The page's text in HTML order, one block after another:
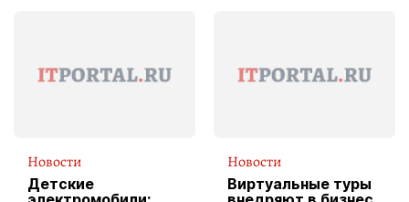
Новости
Детские
Новости
Виртуальные туры